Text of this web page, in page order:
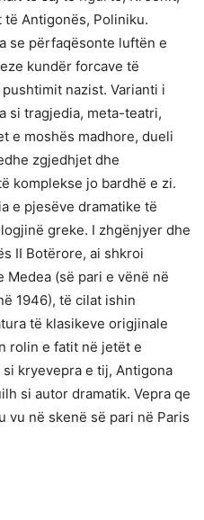
Antigonës, Poliniku.
se përfaqësonte luftën e
kundër forcave të
nazist. Varianti i
si tragjedia, meta-teatri,
e moshës madhore, dueli
zgjedhjet dhe
komplekse jo bardhë e zi.
e pjesëve dramatike të
greke. I zhgënjyer dhe
II Botërore, ai shkroi
Medea (së pari e vënë në
1946), të cilat ishin
të klasikeve origjinale
rolin e fatit në jetët e
kryevepra e tij, Antigona
si autor dramatik. Vepra qe
vu në skenë së pari në Paris